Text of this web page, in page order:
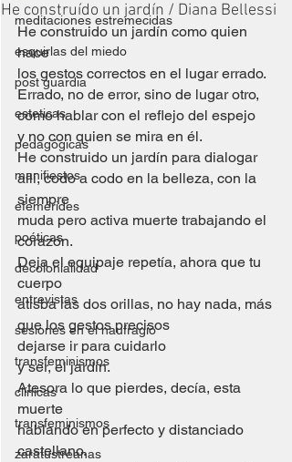
meditaciones estremecidas
esquirlas del miedo
post guardia
esteticas
pedagógicas
manifiestos
efemérides
poéticas
decolonialidad
entrevistas
sesiones en el naufragio
transfeminismos
clínicas
transfeminismos
zaratustreanas
He construído un jardín / Diana Bellessi
He construido un jardín como quien
hace
los gestos correctos en el lugar errado.
Errado, no de error, sino de lugar otro,
como hablar con el reflejo del espejo
y no con quien se mira en él.
He construido un jardín para dialogar
allí, codo a codo en la belleza, con la
siempre
muda pero activa muerte trabajando el
corazón.
Deja el equipaje repetía, ahora que tu
cuerpo
atisba las dos orillas, no hay nada, más
que los gestos precisos
dejarse ir para cuidarlo
y ser, el jardín.
Atesora lo que pierdes, decía, esta
muerte
hablando en perfecto y distanciado
castellano.